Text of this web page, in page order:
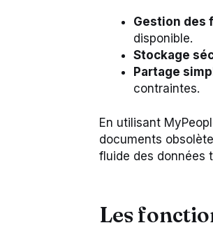
Gestion des
disponible.
Stockage
Partage
contraintes.
En utilisant
documents
fluide des données
Les